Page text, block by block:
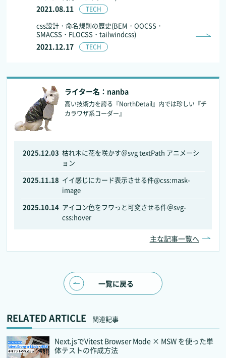
2021.08.11 TECH
2021.12.17 TECH
css設計・命名規則の歴史(BEM・OOCSS・
SMACSS・FLOCSS・tailwindcss)
ライター名：nanba
高い技術力を誇る『NorthDetail』内では珍しい『チ
カラワザ系コーダー』
2025.12.03 枯れ木に花を咲かす＠svg textPath アニメーシ
ョン
2025.11.18 イイ感じにカード表示させる件@css:mask-
image
2025.10.14 アイコン色をフワっと可変させる件＠svg-
css:hover
主な記事一覧へ
一覧に戻る
RELATED ARTICLE 関連記事
Next.jsでVitest Browser Mode × MSW を使った単
体テストの作成方法